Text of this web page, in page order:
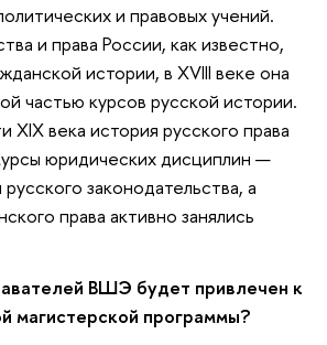
и правовых учений.
и права России, как известно,
истории, в XVIII веке она
частью курсов русской истории.
XIX века история русского права
юридических дисциплин —
законодательства, а
права активно занялись
ВШЭ будет привлечен к
магистерской программы?